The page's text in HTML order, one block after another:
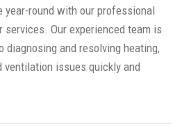
year-round with our professional
services. Our experienced team is
diagnosing and resolving heating,
ventilation issues quickly and